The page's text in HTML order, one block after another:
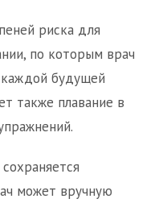
риска для
по которым врач
каждой будущей
также плавание в
может вручную